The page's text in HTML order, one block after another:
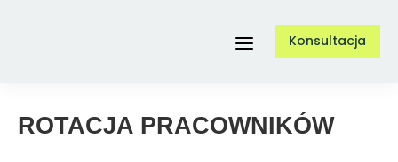
Toggle
Usługi
Konsultacja
ROTACJA PRACOWNIKÓW